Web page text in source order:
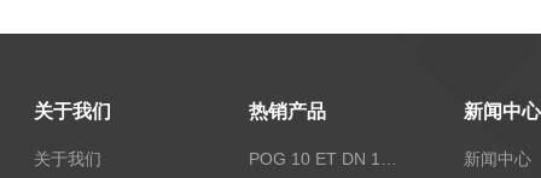
关于我们
关于我们
热销产品 新闻中心
新闻中心